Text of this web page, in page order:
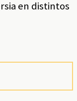
en distintos